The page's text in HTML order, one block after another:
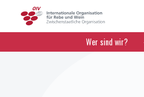
Menú de
Wer sind wir?